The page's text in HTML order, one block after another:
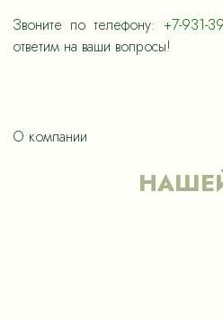
Звоните по телефону:+7-931-
ответим на ваши вопросы!
О компании